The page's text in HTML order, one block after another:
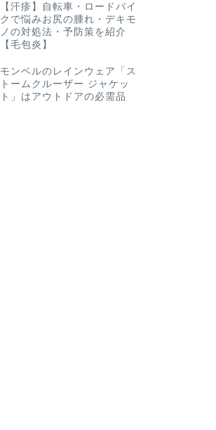
【汗疹】自転車・ロードバイ
クで悩みお尻の腫れ・デキモ
ノの対処法・予防策を紹介
【毛包炎】
モンベルのレインウェア「ス
トームクルーザー ジャケッ
ト」はアウトドアの必需品